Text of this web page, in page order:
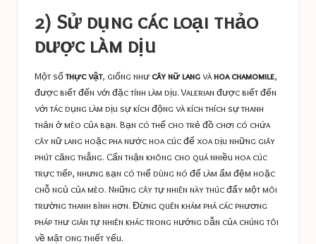
2) Sử dụng các loại thảo
dược làm dịu
Một sốthực vật, giống như cây nữ langvàhoa chamomile,
được biết đến với đặc tính làm dịu. Valerian được biết đến
với tác dụng làm dịu sự kích động và kích thích sự thanh
thản ở mèo của bạn. Bạn có thể cho trẻ đồ chơi có chứa
cây nữ lang hoặc pha nước hoa cúc để xoa dịu những giây
phút căng thẳng. Cẩn thận không cho quá nhiều hoa cúc
trực tiếp, nhưng bạn có thể dùng nó để làm ẩm đệm hoặc
chỗ ngủ của mèo. Những cây tự nhiên này thúc đẩy một môi
trường thanh bình hơn. Đừng quên khám phá các phương
pháp thư giãn tự nhiên khác trong hướng dẫn của chúng tôi
vềmật ong thiết yếu.